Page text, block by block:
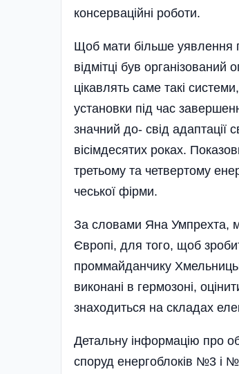
консерваційні роботи.
Щоб мати більше уявлення
відмітці був
цікавлять саме такі
установки під час
значний до- с­від адаптації
вісімдесятих роках.
третьому та четвертому
чеської фірми.
За словами Яна Умпрехта,
Європі, для того, щоб
проммайданчику
виконані в гермозоні,
знаходиться на складах
Детальну інформацію про
споруд енергоблоків №3 і